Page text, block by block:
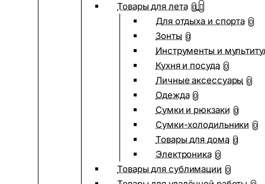
Товары для лета 0
Для отдыха и спорта 0
Зонты 0
Инструменты и
Кухня и посуда 0
Личные аксессуары 0
Одежда 0
Сумки и рюкзаки 0
Сумки-холодильники 0
Товары для дома 0
Электроника 0
Товары для сублимации 0